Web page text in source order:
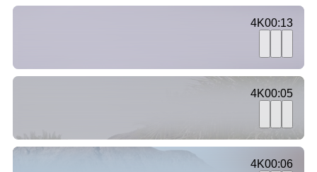
00:13
4K
00:05
4K
00:06
4K